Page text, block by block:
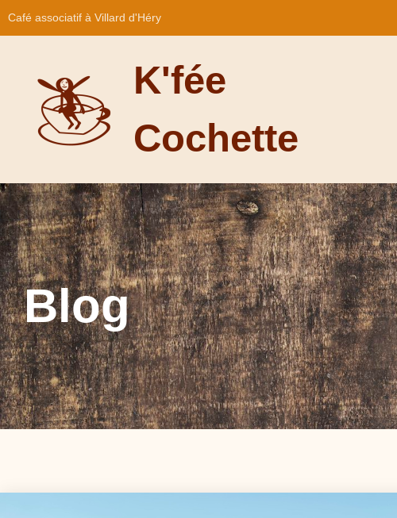
Café associatif à Villard d'Héry
K'fée
Cochette
Blog